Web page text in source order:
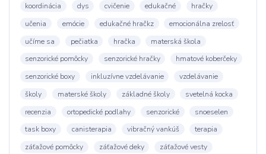
koordinácia
dys cvičenie edukačné
hračky
učenia
emócie edukačné hračkz
emocionálna zrelosť
učíme sa
pečiatka hračka
materská škola
senzorické pomôcky
senzorické hračky
hmatové koberčeky
senzorické boxy
inkluzívne vzdelávanie
vzdelávanie
školy
materské školy základné školy
svetelná kocka
recenzia
ortopedické podlahy senzorické
snoeselen
task boxy
canisterapia vibračný vankúš
terapia
záťažové pomôcky
záťažové deky
záťažové vesty